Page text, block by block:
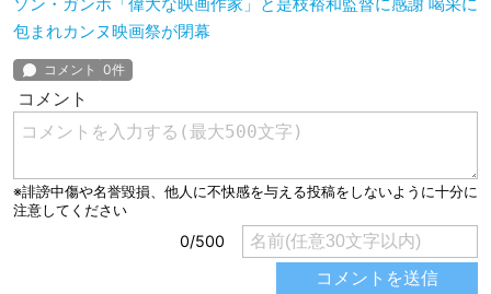
ソン・ガンホ「偉大な映画作家」と是枝裕和監督に感謝 喝采に
包まれカンヌ映画祭が閉幕